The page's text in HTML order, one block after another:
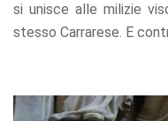
si unisce alle milizie
stesso Carrarese. E